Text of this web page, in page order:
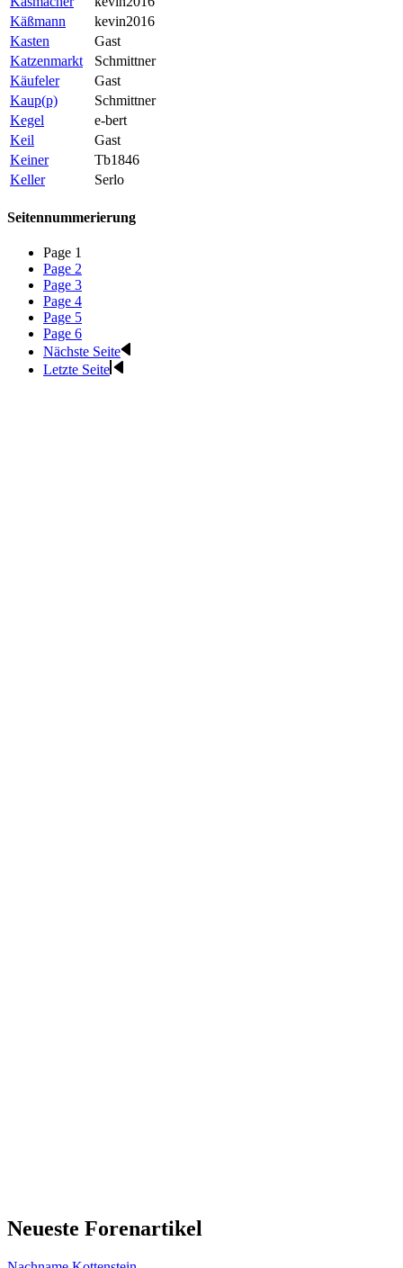
Käßmann
kevin2016
Kasten
Gast
Katzenmarkt
Schmittner
Käufeler
Gast
Kaup(p)
Schmittner
Kegel
e-bert
Keil
Gast
Keiner
Tb1846
Keller
Serlo
Seitennummerierung
Page 1
Page 2
Page 3
Page 4
Page 5
Page 6
Nächste Seite
Letzte Seite
Neueste Forenartikel